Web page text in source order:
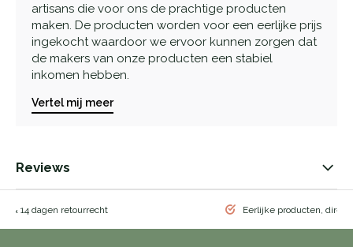
artisans die voor ons de prachtige producten
maken. De producten worden voor een eerlijke prijs
ingekocht waardoor we ervoor kunnen zorgen dat
de makers van onze producten een stabiel
inkomen hebben.
Vertel mij meer
Reviews
& 14 dagen retourrecht Eerlijke producten, direct